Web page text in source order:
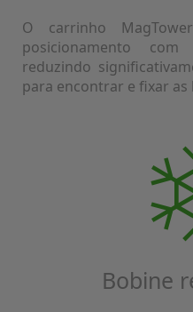
O carrinho
posicionamento com
reduzindo
para encontrar e fixar as
Bobine